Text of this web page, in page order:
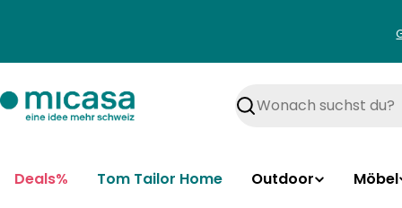
Suchen
Deals% Tom Tailor Home Outdoor Möbel